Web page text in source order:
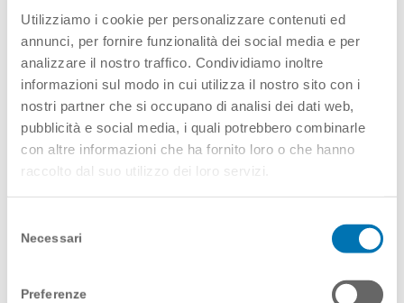
Utilizziamo i cookie per personalizzare contenuti ed
annunci, per fornire funzionalità dei social media e per
analizzare il nostro traffico. Condividiamo inoltre
informazioni sul modo in cui utilizza il nostro sito con i
nostri partner che si occupano di analisi dei dati web,
pubblicità e social media, i quali potrebbero combinarle
con altre informazioni che ha fornito loro o che hanno
raccolto dal suo utilizzo dei loro servizi.
delNecessari
Preferenze
iniziare il lavoro di grafica e montaggio 2D.